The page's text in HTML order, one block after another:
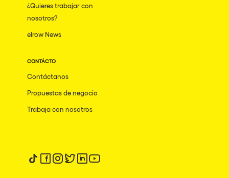
¿Quieres trabajar con
nosotros?
elrow News
CONTÁCTO
Contáctanos
Propuestas de negocio
Trabaja con nosotros
Síguenos en tiktok
Síguenos en facebook
Síguenos en instagram
Síguenos en twitter
Síguenos en linkedin
Síguenos en youtube